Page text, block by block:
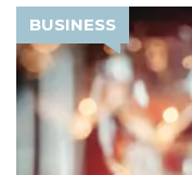
BUSINESS